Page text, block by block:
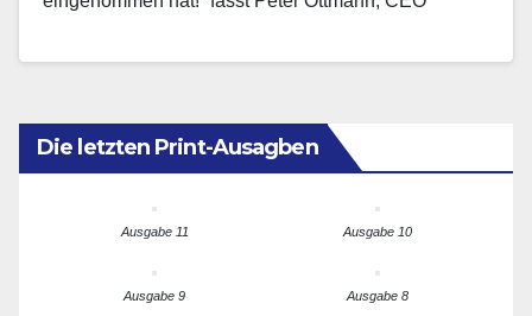
Die letzten Print-Ausagben
Ausgabe 11 Ausgabe 10
Ausgabe 9 Ausgabe 8